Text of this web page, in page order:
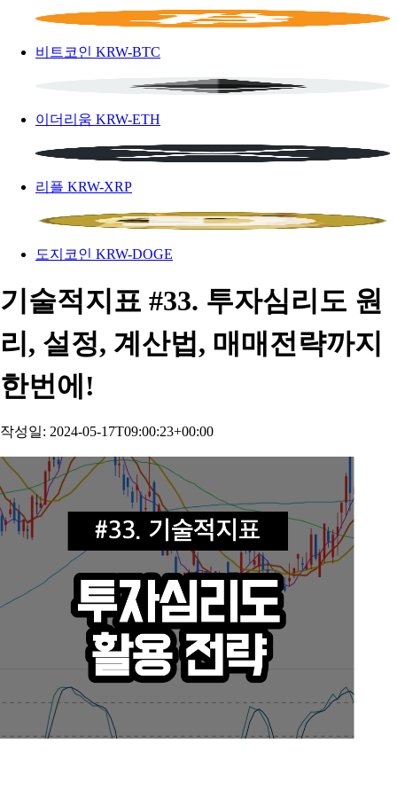
비트코인 KRW-BTC
이더리움 KRW-ETH
리플 KRW-XRP
도지코인 KRW-DOGE
기술적지표 #33. 투자심리도 원
리, 설정, 계산법, 매매전략까지
한번에!
작성일: 2024-05-17T09:00:23+00:00